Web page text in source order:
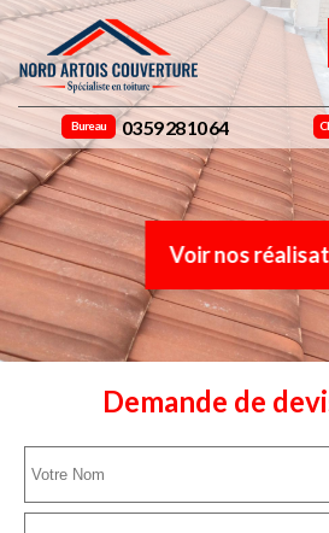
Bureau 03 59 28 10 64
Voir nos
Demande de